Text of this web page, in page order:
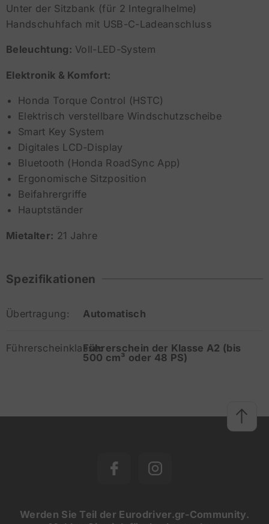
Unter der Sitzbank (für 2 Integralhelme)
Handschuhfach mit USB-C-Ladeanschluss
Beleuchtung: Voll-LED-System
Elektronik & Komfort:
Honda Torque Control (HSTC)
Elektrisch verstellbare Windschutzscheibe
Smart Key System
Digitales LCD-Display
Bluetooth (Honda RoadSync App)
Ergonomische Sitzposition
Beifahrergriffe
Hauptständer
Mietalter: 21 Jahre
Spezifikationen
Übertragung: Automatisch
Führerscheinklasse:Führerschein der Klasse A2 (bis
500 cm³ oder 48 PS)
Werden Sie Teil der Eurodriver.gr-Community.